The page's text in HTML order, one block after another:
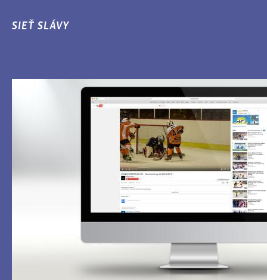
SIEŤ SLÁVY